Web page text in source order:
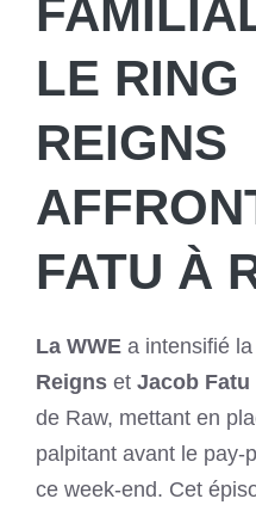
LE RING
REIGNS
FATU À
La WWE a intensifié
Reigns et Jacob Fatu
de Raw, mettant en
palpitant avant le pay-
ce week-end. Cet